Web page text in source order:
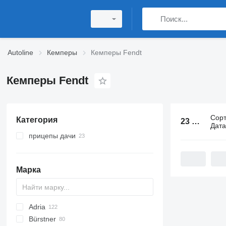
Autoline Кемперы Кемперы Fendt
Кемперы Fendt
Категория
прицепы дачи
Марка
Adria
Action
Bürstner
23 объявления: